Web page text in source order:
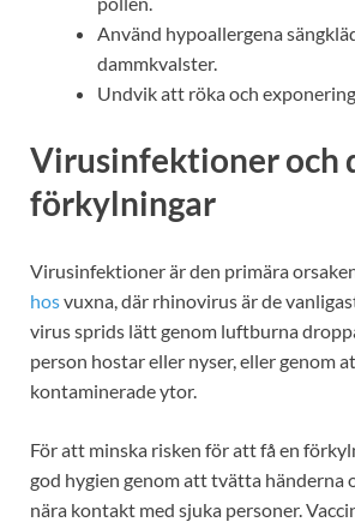
Använd hypoallergena
dammkvalster.
Undvik att röka och
Virusinfektioner och
förkylningar
Virusinfektioner är den primära
hosvuxna, där rhinovirus är de
virus sprids lätt genom luftburna
person hostar eller nyser, eller genom
kontaminerade ytor.
För att minska risken för att få en
god hygien genom att tvätta händerna
nära kontakt med sjuka personer.